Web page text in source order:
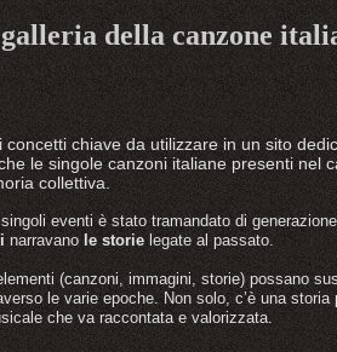
concetti chiave da utilizzare in un sito
le singole canzoni italiane presenti nel
collettiva.
eventi è stato tramandato di
narravano le storie legate al passato.
(canzoni, immagini, storie) possano
le varie epoche. Non solo, c’è una
che va raccontata e valorizzata.
della canzone